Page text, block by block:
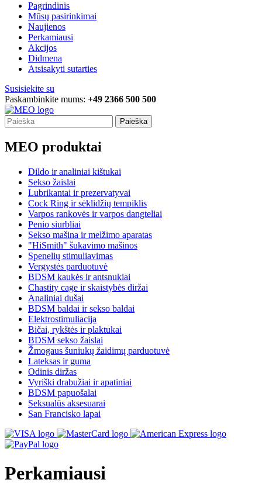
Pagrindinis
Mūsų pasirinkimai
Naujienos
Perkamiausi
Akcijos
Didmena
Atsisakyti sutarties
Susisiekite su
Paskambinkite mums: +49 2366 500 500
Paieška
MEO produktai
Dildo ir analiniai kištukai
Sekso žaislai
Lubrikantai ir prezervatyvai
Cock Ring ir sėklidžių tempiklis
Varpos rankovės ir varpos dangteliai
Penio siurbliai
Sekso mašina ir melžimo aparatas
"HiSmith" šukavimo mašinos
Spenelių stimuliavimas
Vergystės parduotuvė
BDSM kaukės ir antsnukiai
Chastity cage ir skaistybės diržai
Analiniai dušai
BDSM baldai ir sekso baldai
Elektrostimuliacija
Bičai, rykštės ir plaktukai
BDSM sekso žaislai
Žmogaus šuniukų žaidimų parduotuvė
Lateksas ir guma
Odinis diržas
Vyriški drabužiai ir apatiniai
BDSM papuošalai
Seksualūs aksesuarai
San Francisko lapai
Perkamiausi